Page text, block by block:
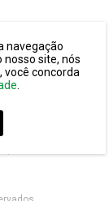
navegação
site, nós
você concorda
.
alphaville